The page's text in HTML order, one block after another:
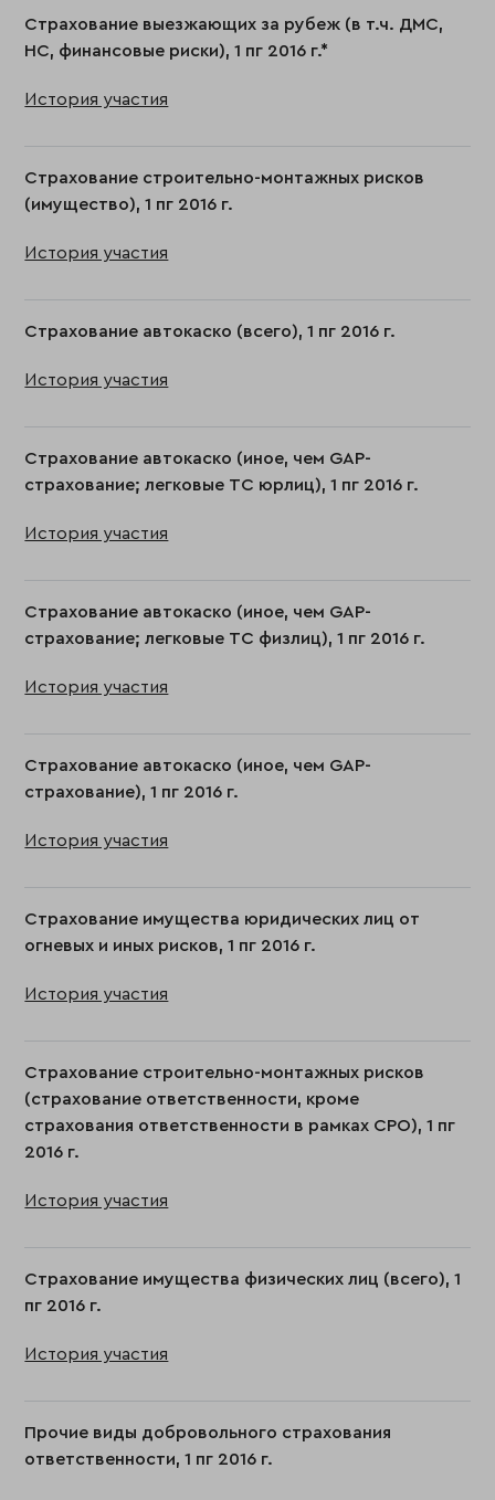
Страхование выезжающих за рубеж (в т.ч. ДМС,
НС, финансовые риски), 1 пг 2016 г.*
История участия
Страхование строительно-монтажных рисков
(имущество), 1 пг 2016 г.
История участия
Страхование автокаско (всего), 1 пг 2016 г.
История участия
Страхование автокаско (иное, чем GAP-
страхование; легковые ТС юрлиц), 1 пг 2016 г.
История участия
Страхование автокаско (иное, чем GAP-
страхование; легковые ТС физлиц), 1 пг 2016 г.
История участия
Страхование автокаско (иное, чем GAP-
страхование), 1 пг 2016 г.
История участия
Страхование имущества юридических лиц от
огневых и иных рисков, 1 пг 2016 г.
История участия
Страхование строительно-монтажных рисков
(страхование ответственности, кроме
страхования ответственности в рамках СРО), 1 пг
2016 г.
История участия
Страхование имущества физических лиц (всего), 1
пг 2016 г.
История участия
Прочие виды добровольного страхования
ответственности, 1 пг 2016 г.